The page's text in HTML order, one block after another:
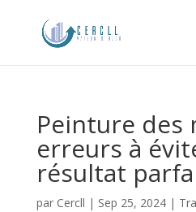
Peinture des
erreurs à
résultat
par Cercll | Sep 25, 2024|